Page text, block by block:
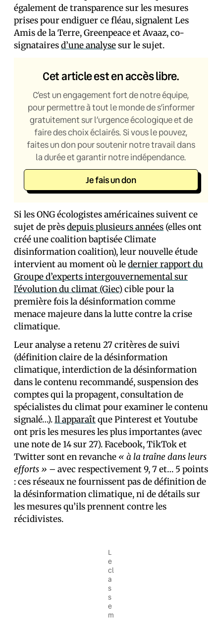
également de transparence sur les mesures
prises pour endiguer ce fléau, signalent Les
Amis de la Terre, Greenpeace et Avaaz, co-
signatairesd’une analysesur le sujet.
Cet article est en accès libre.
C’est un engagement fort de notre équipe,
pour permettre à tout le monde de s’informer
gratuitement sur l’urgence écologique et de
faire des choix éclairés. Si vous le pouvez,
faites un don pour soutenir notre travail dans
la durée et garantir notre indépendance.
Je fais un don
Si les ONG écologistes américaines suivent ce
sujet de prèsdepuis plusieurs années (elles ont
créé une coalition baptisée Climate
disinformation coalition), leur nouvelle étude
intervient au moment où ledernier rapport du
Groupe d’experts intergouvernemental sur
l’évolution du climat (Giec)cible pour la
première fois la désinformation comme
menace majeure dans la lutte contre la crise
climatique.
Leur analyse a retenu 27 critères de suivi
(définition claire de la désinformation
climatique, interdiction de la désinformation
dans le contenu recommandé, suspension des
comptes qui la propagent, consultation de
spécialistes du climat pour examiner le contenu
signalé…).Il apparaîtque Pinterest et Youtube
ont pris les mesures les plus importantes (avec
une note de 14 sur 27). Facebook, TikTok et
Twitter sont en revanche « à la traîne dans leurs
efforts » – avec respectivement 9, 7 et… 5 points
: ces réseaux ne fournissent pas de définition de
la désinformation climatique, ni de détails sur
les mesures qu’ils prennent contre les
récidivistes.
L
e
cl
a
s
s
e
m